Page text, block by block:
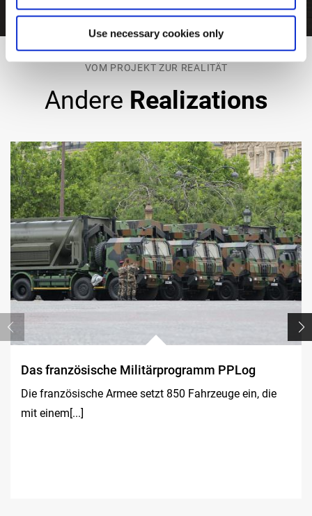
Use necessary cookies only
von 5
VOM PROJEKT ZUR REALITÄT
Andere Realizations
Das französische Militärprogramm PPLog
Die französische Armee setzt 850 Fahrzeuge ein, die
mit einem[...]